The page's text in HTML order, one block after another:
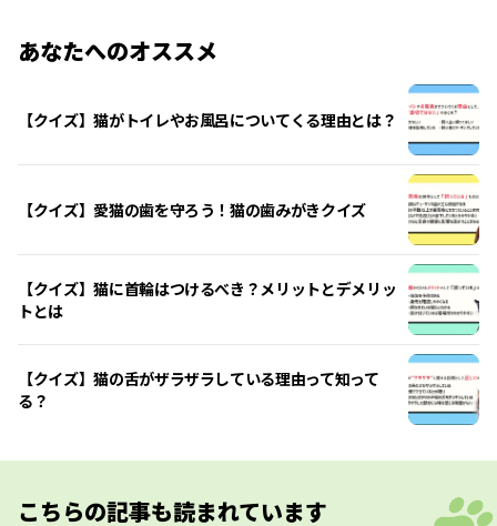
あなたへのオススメ
【クイズ】猫がトイレやお風呂についてくる理由とは？
【クイズ】愛猫の歯を守ろう！猫の歯みがきクイズ
【クイズ】猫に首輪はつけるべき？メリットとデメリッ
トとは
【クイズ】猫の舌がザラザラしている理由って知って
る？
こちらの記事も読まれています